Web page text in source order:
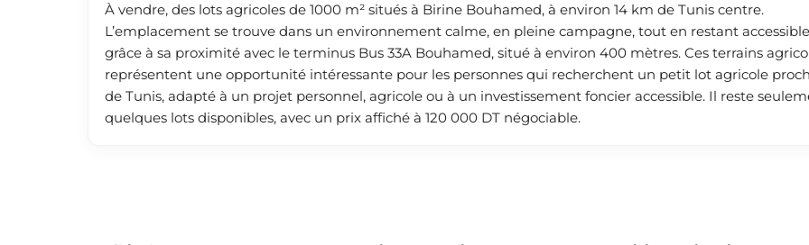
À vendre, des lots agricoles de 1000 m² situés à Birine Bouhamed, à environ 14 km de Tunis centre.
L’emplacement se trouve dans un environnement calme, en pleine campagne, tout en restant accessible
grâce à sa proximité avec le terminus Bus 33A Bouhamed, situé à environ 400 mètres. Ces terrains
représentent une opportunité intéressante pour les personnes qui recherchent un petit lot agricole
de Tunis, adapté à un projet personnel, agricole ou à un investissement foncier accessible. Il reste
quelques lots disponibles, avec un prix affiché à 120 000 DT négociable.